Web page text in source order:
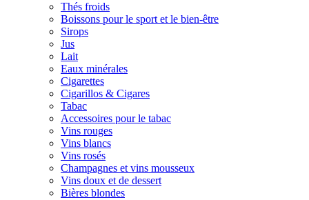
Thés froids
Boissons pour le sport et le bien-être
Sirops
Jus
Lait
Eaux minérales
Cigarettes
Cigarillos & Cigares
Tabac
Accessoires pour le tabac
Vins rouges
Vins blancs
Vins rosés
Champagnes et vins mousseux
Vins doux et de dessert
Bières blondes